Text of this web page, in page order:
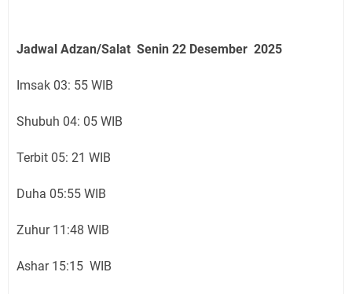
Jadwal Adzan/Salat Senin 22 Desember 2025
Imsak 03: 55 WIB
Shubuh 04: 05 WIB
Terbit 05: 21 WIB
Duha 05:55 WIB
Zuhur 11:48 WIB
Ashar 15:15 WIB